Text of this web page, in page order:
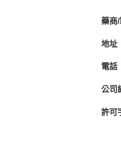
藥商/
地址
電話
公司
許可